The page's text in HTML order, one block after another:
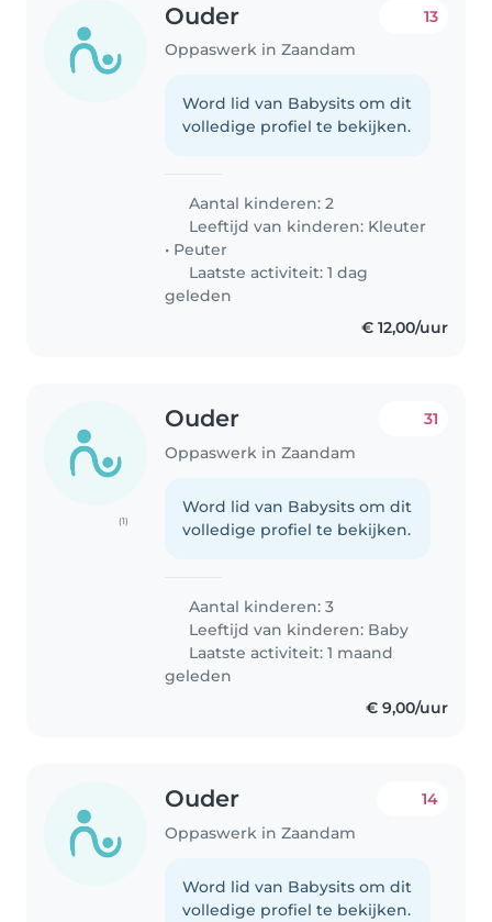
Ouder
Oppaswerk in Zaandam
13
Word lid van Babysits om dit
volledige profiel te bekijken.
Aantal kinderen: 2
Leeftijd van kinderen: Kleuter
• Peuter
Laatste activiteit: 1 dag
geleden
€ 12,00/uur
(1)
Ouder
Oppaswerk in Zaandam
31
Word lid van Babysits om dit
volledige profiel te bekijken.
Aantal kinderen: 3
Leeftijd van kinderen: Baby
Laatste activiteit: 1 maand
geleden
€ 9,00/uur
Ouder
Oppaswerk in Zaandam
14
Word lid van Babysits om dit
volledige profiel te bekijken.